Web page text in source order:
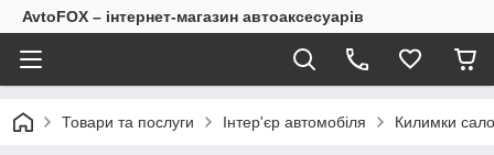
AvtoFOX – інтернет-магазин автоаксесуарів
Товари та послуги Інтер'єр автомобіля Килимки